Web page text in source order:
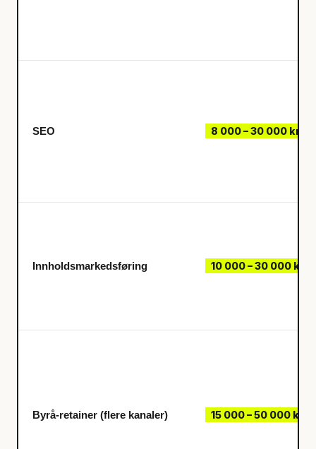
SEO 8 000 – 30 000 kr/
Innholdsmarkedsføring 10 000 – 30 000 kr/
Byrå-retainer (flere kanaler) 15 000 – 50 000 kr/